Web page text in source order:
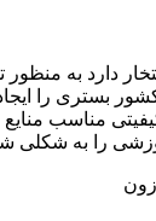
دارد به
بستری را ایجاد
مناسب منایع
را به شکلی